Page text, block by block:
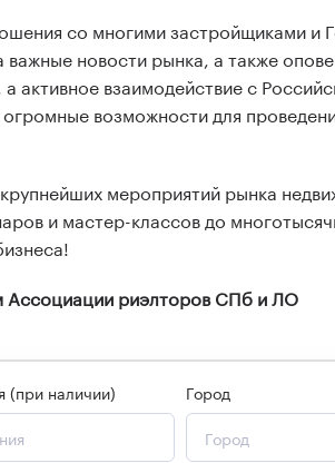
со многими застройщиками и
новости рынка, а также
взаимодействие с
возможности для
мероприятий рынка
и мастер-классов до
Ассоциации риэлторов СПб и ЛО
(при наличии) Город